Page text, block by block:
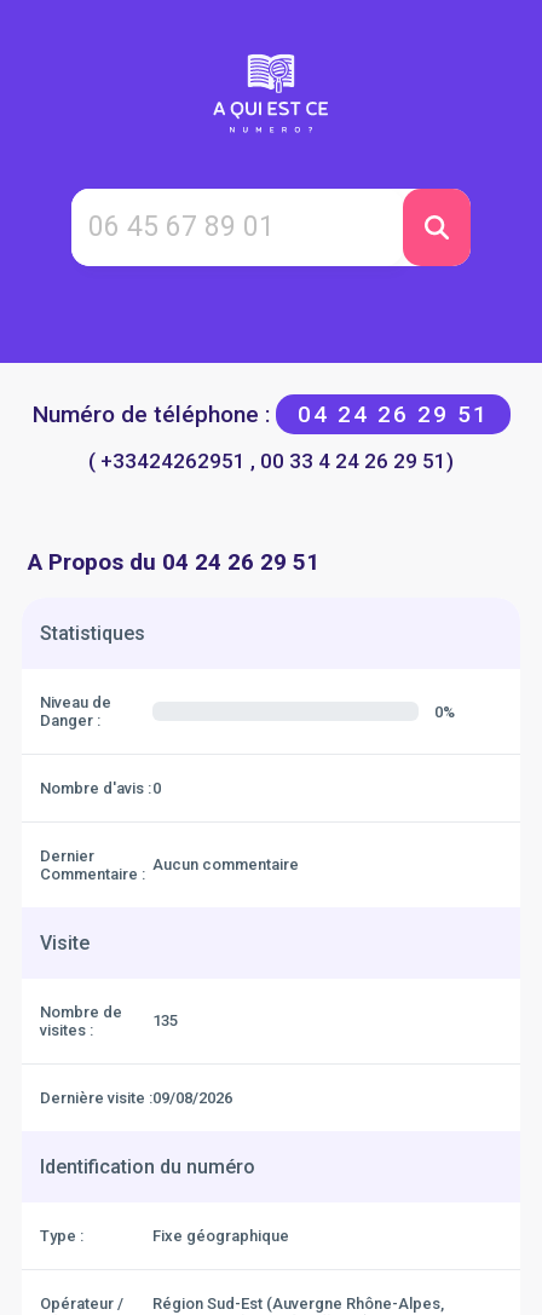
Numéro de téléphone : 04 24 26 29 51
( +33424262951 , 00 33 4 24 26 29 51)
A Propos du 04 24 26 29 51
Statistiques
Niveau de
Danger :
0%
Nombre d'avis :0
Dernier
Commentaire :
Aucun commentaire
Visite
Nombre de
visites :
135
Dernière visite :09/08/2026
Identification du numéro
Type : Fixe géographique
Opérateur /
Région Sud-Est (Auvergne Rhône-Alpes,